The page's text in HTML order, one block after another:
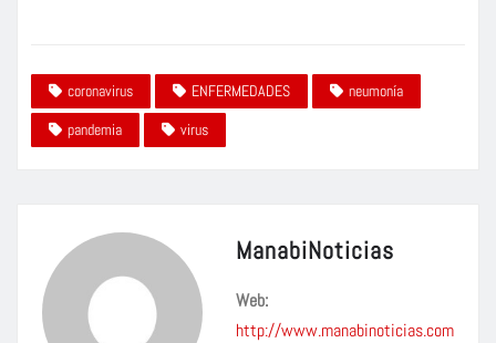
coronavirus ENFERMEDADES
neumonía
pandemia
virus
ManabiNoticias
Web:
http://www.manabinoticias.com